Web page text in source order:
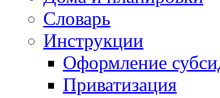
Словарь
Инструкции
Оформление
Приватизация